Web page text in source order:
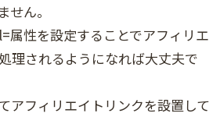
せん。
属性を設定することでアフィリエ
理されるようになれば大丈夫で
アフィリエイトリンクを設置して